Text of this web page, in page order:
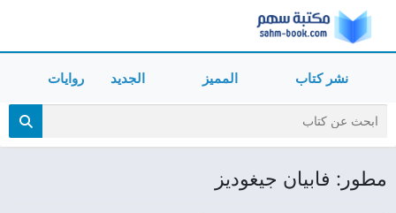
نشر كتاب المميز الجديد روايات
مطور: فابيان جيغوديز